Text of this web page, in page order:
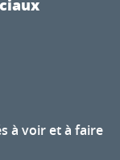
à voir et à faire